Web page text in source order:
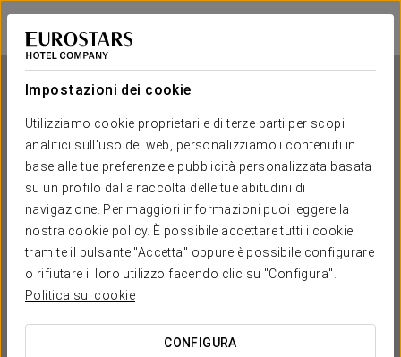
Impostazioni dei cookie
Utilizziamo cookie proprietari e di terze parti per scopi
analitici sull'uso del web, personalizziamo i contenuti in
base alle tue preferenze e pubblicità personalizzata basata
su un profilo dalla raccolta delle tue abitudini di
navigazione. Per maggiori informazioni puoi leggere la
nostra cookie policy. È possibile accettare tutti i cookie
tramite il pulsante "Accetta" oppure è possibile configurare
o rifiutare il loro utilizzo facendo clic su "Configura".
Politica sui cookie
CONFIGURA
Eurostars Monte Real
MADRID
Eurostars Monte Real
MADRID